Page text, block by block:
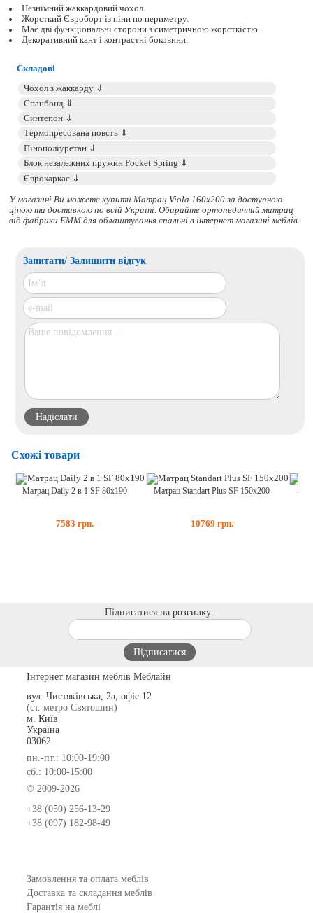
Незнімний жаккардовий чохол.
Жорсткий Євроборт із піни по периметру.
Має дві функціональні сторони з симетричною жорсткістю.
Декоративний кант і контрастні боковини.
Складові
У магазині Ви можете купити Матрац Viola 160x200 за доступною
ціною та доставкою по всій Україні. Обирайте ортопедичний матрац
від фабрики ЕММ для облаштування спальні в інтернет магазині меблів.
Запитати/ Залишити відгук
Схожі товари
Матрац Daily 2 в 1 SF 80x190
7583 грн.
Матрац Standart Plus SF 150x200
10769 грн.
Підписатися на розсилку:
Інтернет магазин меблів Меблайн
вул. Чистяківська, 2а, офіс 12
(ст. метро Святошин)
м. Київ
Україна
03062
пн.-пт.: 10:00-19:00
сб.: 10:00-15:00
© 2009-2026
+38 (050) 256-13-29
+38 (097) 182-98-49
Замовлення та оплата меблів
Доставка та складання меблів
Гарантія на меблі